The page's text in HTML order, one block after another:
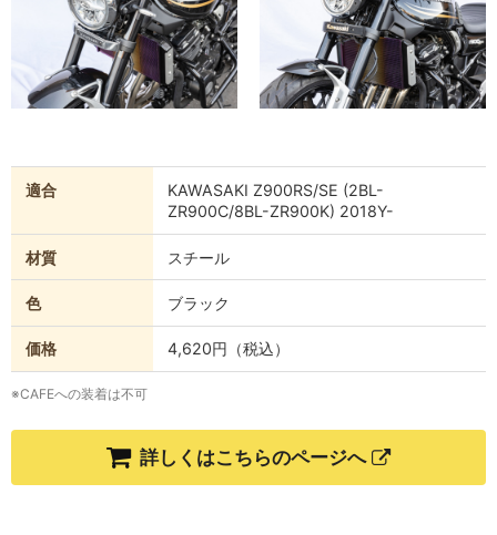
適合
KAWASAKI Z900RS/SE (2BL-
ZR900C/8BL-ZR900K) 2018Y-
材質 スチール
色 ブラック
価格 4,620円（税込）
※CAFEへの装着は不可
詳しくはこちらのページへ